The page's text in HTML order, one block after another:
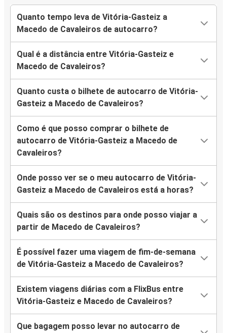
Quanto tempo leva de Vitória-Gasteiz a
Macedo de Cavaleiros de autocarro?
Qual é a distância entre Vitória-Gasteiz e
Macedo de Cavaleiros?
Quanto custa o bilhete de autocarro de Vitória-
Gasteiz a Macedo de Cavaleiros?
Como é que posso comprar o bilhete de
autocarro de Vitória-Gasteiz a Macedo de
Cavaleiros?
Onde posso ver se o meu autocarro de Vitória-
Gasteiz a Macedo de Cavaleiros está a horas?
Quais são os destinos para onde posso viajar a
partir de Macedo de Cavaleiros?
É possível fazer uma viagem de fim-de-semana
de Vitória-Gasteiz a Macedo de Cavaleiros?
Existem viagens diárias com a FlixBus entre
Vitória-Gasteiz e Macedo de Cavaleiros?
Que bagagem posso levar no autocarro de